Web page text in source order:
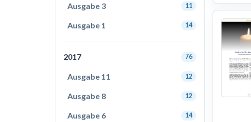
Ausgabe 3 11
Ausgabe 1 14
2017 76
Ausgabe 11 12
Ausgabe 8 12
Ausgabe 6 14